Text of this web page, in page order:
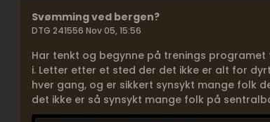
Svømming ved bergen?
DTG 241556 Nov 05, 15:56
Har tenkt og begynne på trenings
i. Letter etter et sted der det ikke er alt for
hver gang, og er sikkert synsykt mange folk
det ikke er så synsykt mange folk på